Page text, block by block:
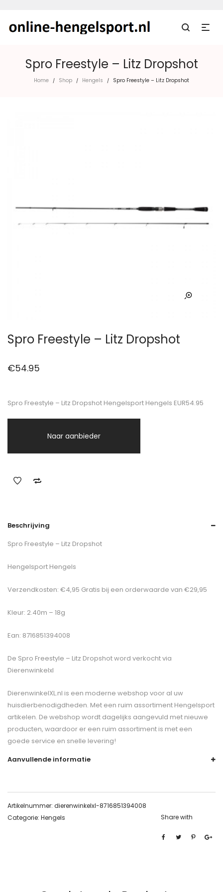
Spro Freestyle – Litz Dropshot
Home / Shop / Hengels / Spro Freestyle – Litz Dropshot
Spro Freestyle – Litz Dropshot
€54.95
Spro Freestyle – Litz Dropshot Hengelsport Hengels EUR54.95
Naar aanbieder
Beschrijving
Spro Freestyle – Litz Dropshot
Hengelsport Hengels
Verzendkosten: €4,95 Gratis bij een orderwaarde van €29,95
Kleur: 2.40m – 18g
Ean: 8716851394008
De Spro Freestyle – Litz Dropshotword verkocht via
Dierenwinkelxl
DierenwinkelXL.nl is een moderne webshop voor al uw
huisdierbenodigdheden. Met een ruim assortiment Hengelsport
artikelen. De webshop wordt dagelijks aangevuld met nieuwe
producten, waardoor er een ruim assortiment is met een
goede service en snelle levering!
Aanvullende informatie
Artikelnummer: dierenwinkelxl-8716851394008
Categorie: Hengels Share with